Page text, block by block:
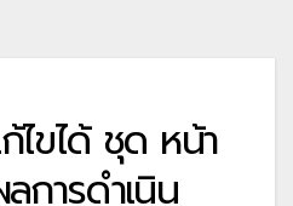
ขได้ ชุด หน้า
การดำเนิน